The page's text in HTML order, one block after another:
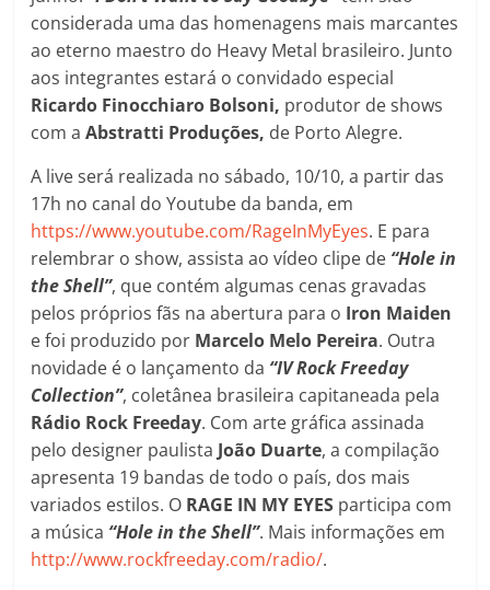
considerada uma das homenagens mais marcantes
ao eterno maestro do Heavy Metal brasileiro. Junto
aos integrantes estará o convidado especial
Ricardo Finocchiaro Bolsoni, produtor de shows
com aAbstratti Produções, de Porto Alegre.
A live será realizada no sábado, 10/10, a partir das
17h no canal do Youtube da banda, em
https://www.youtube.com/RageInMyEyes. E para
relembrar o show, assista ao vídeo clipe de “Hole in
the Shell”, que contém algumas cenas gravadas
pelos próprios fãs na abertura para o Iron Maiden
e foi produzido por Marcelo Melo Pereira. Outra
novidade é o lançamento da “IV Rock Freeday
Collection”, coletânea brasileira capitaneada pela
Rádio Rock Freeday. Com arte gráfica assinada
pelo designer paulista João Duarte, a compilação
apresenta 19 bandas de todo o país, dos mais
variados estilos. O RAGE IN MY EYES participa com
a música “Hole in the Shell”. Mais informações em
http://www.rockfreeday.com/radio/.